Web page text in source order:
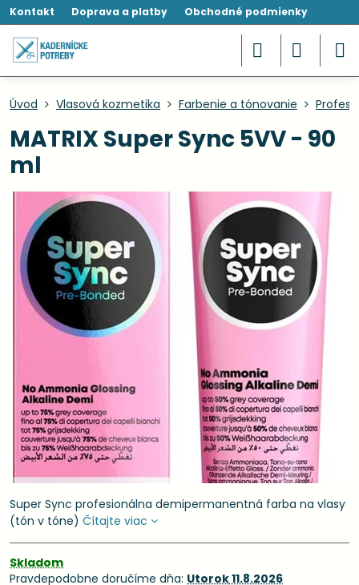
Kontakt Doprava a platby Obchodné podmienky
Úvod Vlasová kozmetika Farbenie a tónovanie
MATRIX Super Sync 5VV - 90
ml
Super Sync profesionálna demipermanentná farba na vlasy
(tón v tóne) Čítajte viac
Skladom
Pravdepodobne doručíme dňa: Utorok11.8.2026